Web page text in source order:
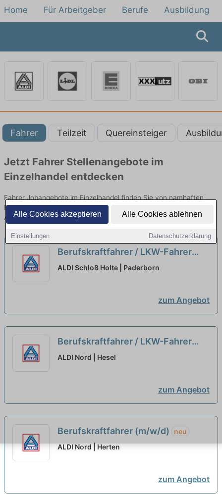
Alle Cookies akzeptieren Alle Cookies ablehnen
Einstellungen Datenschutzerklärung
Home Für Arbeitgeber Berufe Ausbildung
Fahrer Teilzeit Quereinsteiger
Jetzt Fahrer Stellenangebote im
Einzelhandel entdecken
Fahrer Jobangebote im Einzelhandel finden Sie von namhaften
Firmen in der Region. Entdecken Sie freie Optionen von Top-
Arbeitgebern und bewerben Sie sich noch heute.
Berufskraftfahrer / LKW-Fahrer
(m/w/d) neu
ALDI Schloß Holte | Paderborn
zum Angebot
Berufskraftfahrer / LKW-Fahrer
(m/w/d) neu
ALDI Nord | Hesel
zum Angebot
Berufskraftfahrer (m/w/d)
neu
ALDI Nord | Herten
zum Angebot